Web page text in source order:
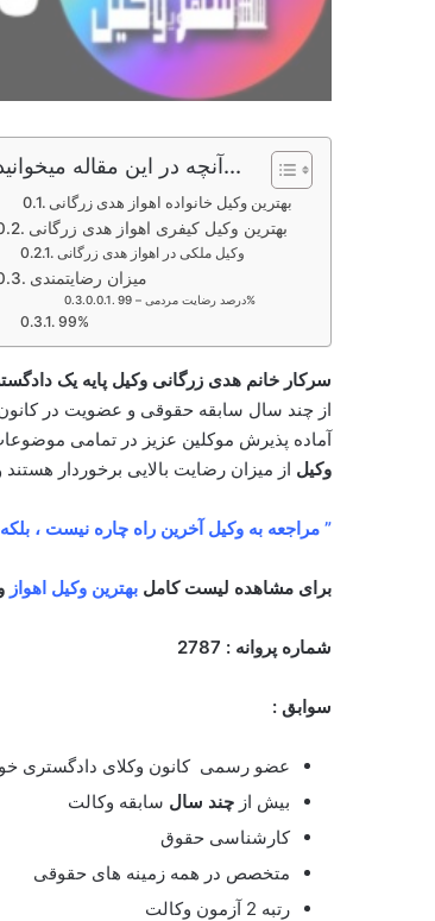
آنچه در این مقاله میخوانید...
بهترین وکیل خانواده اهواز هدی زرگانی
بهترین وکیل کیفری اهواز هدی زرگانی
وکیل ملکی در اهواز هدی زرگانی
میزان رضایتمندی
درصد رضایت مردمی – 99%
99%
سرکار خانم هدی زرگانی وکیل پایه یک
از چند سال سابقه حقوقی و عضویت در
آماده پذیرش موکلین عزیز در تمامی
وکیل از میزان رضایت بالایی برخوردار
” مراجعه به وکیل آخرین راه چاره نیست ،
برای مشاهده لیست کامل بهترین وکیل اهواز
شماره پروانه : 2787
سوابق :
عضو رسمی کانون وکلای دادگستری
بیش از چند سال سابقه وکالت
کارشناسی حقوق
متخصص در همه زمینه های حقوقی
رتبه 2 آزمون وکالت